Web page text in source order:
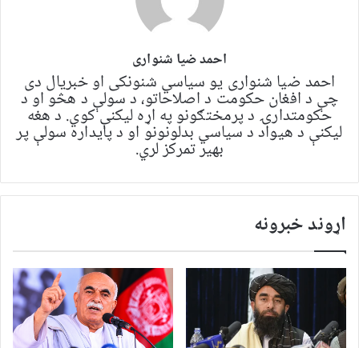
احمد ضیا شنواری
احمد ضیا شنواری یو سياسي شنونکی او خبریال دی
چې د افغان حکومت د اصلاحاتو، د سولې د هڅو او د
حکومتدارۍ د پرمختګونو په اړه لیکنې کوي. د هغه
لیکنې د هیواد د سیاسي بدلونونو او د پایداره سولې پر
بهیر تمرکز لري.
اړوند خبرونه